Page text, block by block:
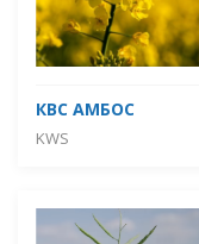
КВС АМБОС
KWS